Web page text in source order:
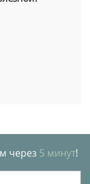
через 5 минут!